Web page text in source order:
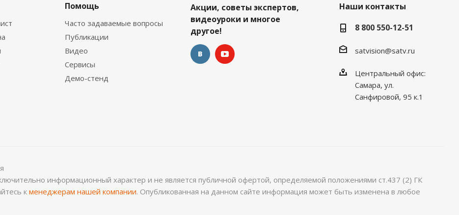
Помощь
Часто задаваемые вопросы
Публикации
Видео
Сервисы
Демо-стенд
Акции, советы экспертов,
видеоуроки и многое
другое!
Наши контакты
8 800 550-12-51
satvision@satv.ru
Центральный офис:
Самара, ул.
Санфировой, 95 к.1
информационный характер и не является публичной офертой, определяемой положениями ст.437 (2) ГК
к менеджерам нашей компании. Опубликованная на данном сайте информация может быть изменена в любое